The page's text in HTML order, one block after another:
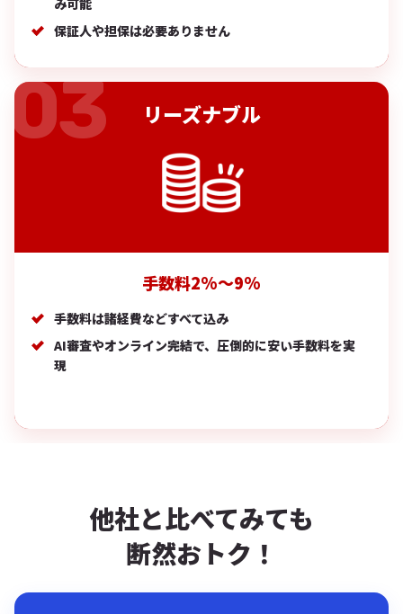
保証人や担保は必要ありません
リーズナブル
手数料2%〜9%
手数料は諸経費などすべて込み
AI審査やオンライン完結で、圧倒的に安い手数料を実
現
他社と比べてみても
断然おトク！